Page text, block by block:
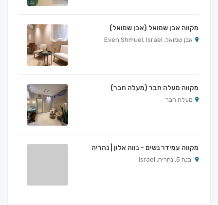
מקווה אבן שמואל (אבן שמואל)
אבן שמואל, Even Shmuel, Israel
מקווה מעלה חבר (מעלה חבר)
מעלה חבר
מקווה עמידר נשים – נווה אלון | נהריה
יבנה 5, נהריה, Israel